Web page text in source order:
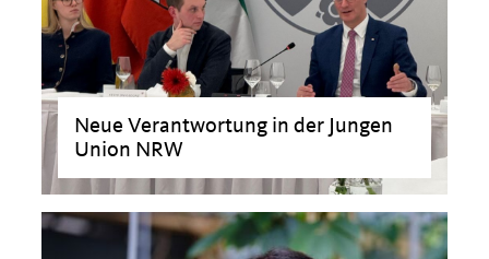
Neue Verantwortung in der Jungen
Union NRW